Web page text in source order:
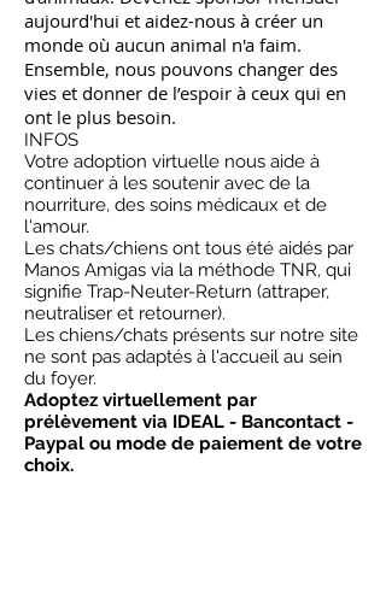
aujourd'hui et aidez-nous à créer un
monde où aucun animal n'a faim.
Ensemble, nous pouvons changer des
vies et donner de l’espoir à ceux qui en
ont le plus besoin.
INFOS
Votre adoption virtuelle nous aide à
continuer à les soutenir avec de la
nourriture, des soins médicaux et de
l'amour.
Les chats/chiens ont tous été aidés par
Manos Amigas via la méthode TNR, qui
signifie Trap-Neuter-Return (attraper,
neutraliser et retourner).
Les chiens/chats présents sur notre site
ne sont pas adaptés à l'accueil au sein
du foyer.
Adoptez virtuellement par
prélèvement via IDEAL - Bancontact -
Paypal ou mode de paiement de votre
choix.